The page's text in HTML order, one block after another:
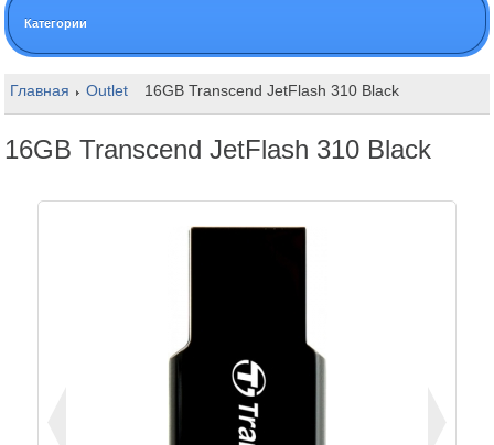
Категории
Главная Outlet 16GB Transcend JetFlash 310 Black
16GB Transcend JetFlash 310 Black